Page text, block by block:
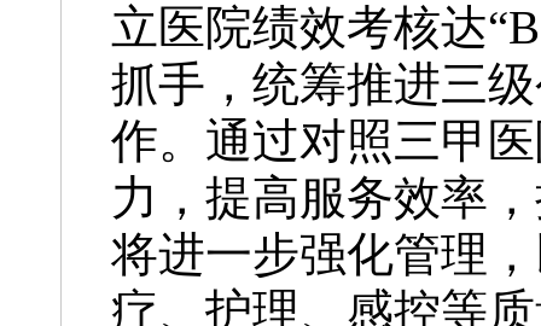
立医院绩效考核达
抓手，统筹推进三
作。通过对照三甲
力，提高服务效率
将进一步强化管理
疗、护理、感控等